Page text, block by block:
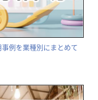
例を業種別にまとめて